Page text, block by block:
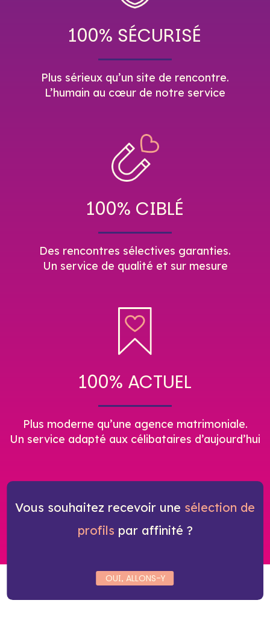
100% SÉCURISÉ
Plus sérieux qu’un site de rencontre.
L’humain au cœur de notre service
100% CIBLÉ
Des rencontres sélectives garanties.
Un service de qualité et sur mesure
100% ACTUEL
Plus moderne qu’une agence matrimoniale.
Un service adapté aux célibataires d’aujourd’hui
Vous souhaitez recevoir une sélection de
profils par affinité ?
OUI, ALLONS-Y